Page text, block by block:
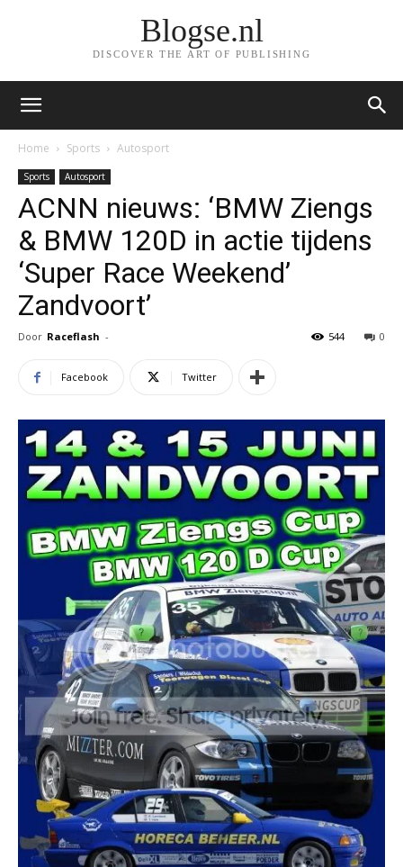
Blogse.nl
DISCOVER THE ART OF PUBLISHING
Home Sports Autosport
Sports Autosport
ACNN nieuws: ‘BMW Ziengs
& BMW 120D in actie tijdens
‘Super Race Weekend’
Zandvoort’
Door Raceflash - 0
544
Facebook Twitter